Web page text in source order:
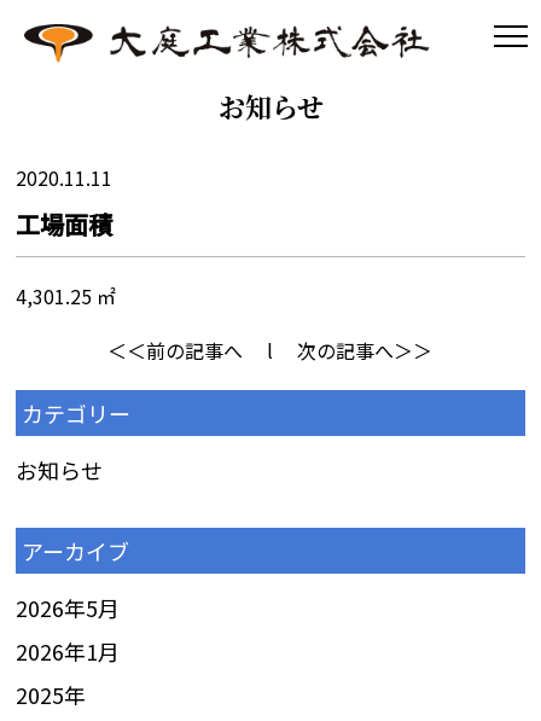
お知らせ
2020.11.11
工場面積
4,301.25 ㎡
＜＜前の記事へ l次の記事へ＞＞
カテゴリー
お知らせ
アーカイブ
2026年5月
2026年1月
2025年